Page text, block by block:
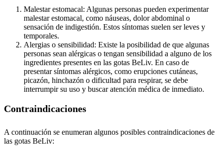
Malestar estomacal: Algunas personas pueden experimentar
malestar estomacal, como náuseas, dolor abdominal o
sensación de indigestión. Estos síntomas suelen ser leves y
temporales.
Alergias o sensibilidad: Existe la posibilidad de que algunas
personas sean alérgicas o tengan sensibilidad a alguno de los
ingredientes presentes en las gotas BeLiv. En caso de
presentar síntomas alérgicos, como erupciones cutáneas,
picazón, hinchazón o dificultad para respirar, se debe
interrumpir su uso y buscar atención médica de inmediato.
Contraindicaciones
A continuación se enumeran algunos posibles contraindicaciones de
las gotas BeLiv: